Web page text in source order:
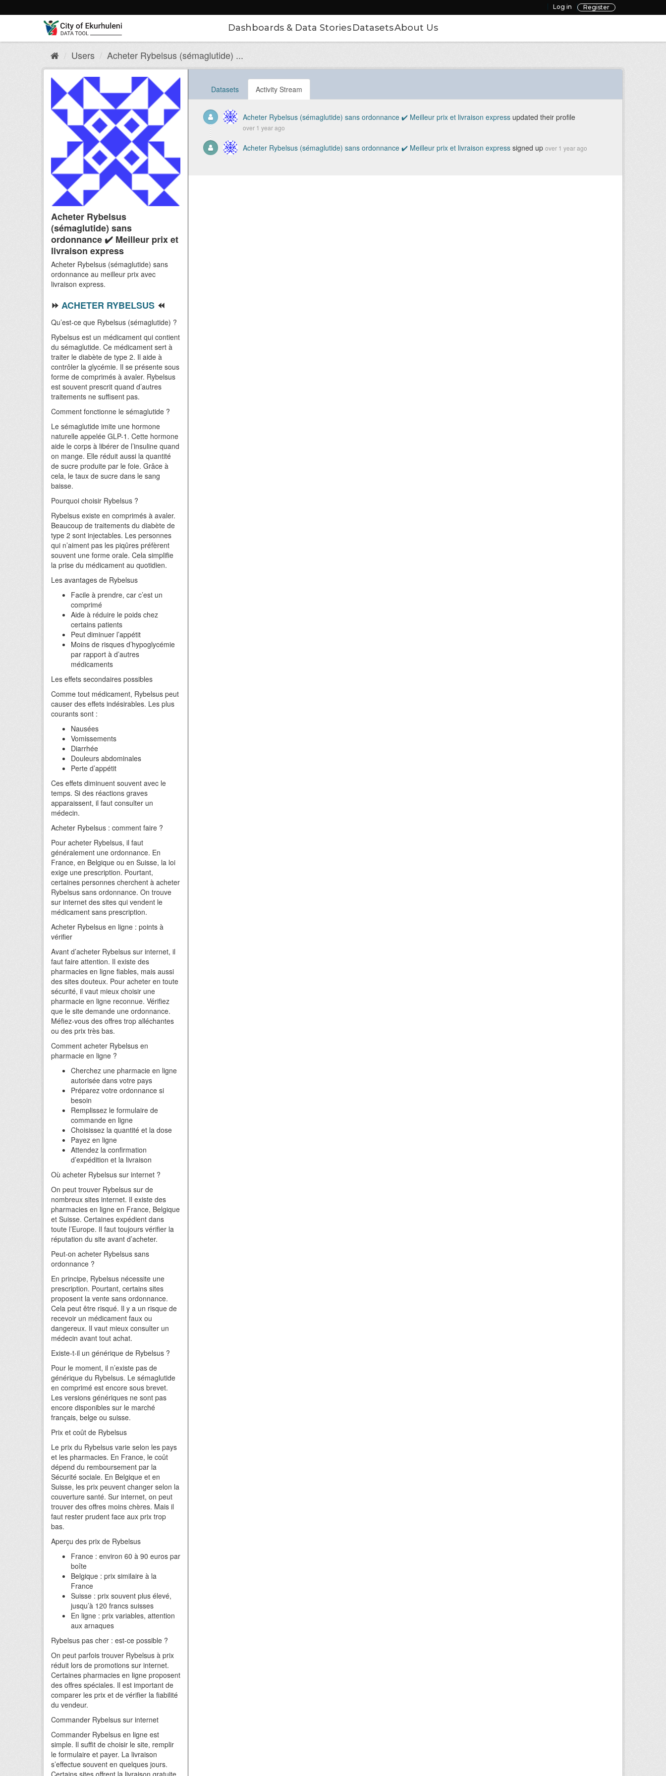
to
Log in Register
Dashboards & Data StoriesDatasetsAbout Us
Users Acheter Rybelsus (sémaglutide) ...
Acheter Rybelsus
(sémaglutide) sans
ordonnance ✔️ Meilleur prix et
livraison express
Acheter Rybelsus (sémaglutide) sans
ordonnance au meilleur prix avec
livraison express.
⏩ ACHETER RYBELSUS ⏪
Qu’est-ce que Rybelsus (sémaglutide) ?
Rybelsus est un médicament qui contient
du sémaglutide. Ce médicament sert à
traiter le diabète de type 2. Il aide à
contrôler la glycémie. Il se présente sous
forme de comprimés à avaler. Rybelsus
est souvent prescrit quand d’autres
traitements ne suffisent pas.
Comment fonctionne le sémaglutide ?
Le sémaglutide imite une hormone
naturelle appelée GLP-1. Cette hormone
aide le corps à libérer de l’insuline quand
on mange. Elle réduit aussi la quantité
de sucre produite par le foie. Grâce à
cela, le taux de sucre dans le sang
baisse.
Pourquoi choisir Rybelsus ?
Rybelsus existe en comprimés à avaler.
Beaucoup de traitements du diabète de
type 2 sont injectables. Les personnes
qui n’aiment pas les piqûres préfèrent
souvent une forme orale. Cela simplifie
la prise du médicament au quotidien.
Les avantages de Rybelsus
Facile à prendre, car c’est un
comprimé
Aide à réduire le poids chez
certains patients
Peut diminuer l’appétit
Moins de risques d’hypoglycémie
par rapport à d’autres
médicaments
Les effets secondaires possibles
Comme tout médicament, Rybelsus peut
causer des effets indésirables. Les plus
courants sont :
Nausées
Vomissements
Diarrhée
Douleurs abdominales
Perte d’appétit
Ces effets diminuent souvent avec le
temps. Si des réactions graves
apparaissent, il faut consulter un
médecin.
Acheter Rybelsus : comment faire ?
Pour acheter Rybelsus, il faut
généralement une ordonnance. En
France, en Belgique ou en Suisse, la loi
exige une prescription. Pourtant,
certaines personnes cherchent à acheter
Rybelsus sans ordonnance. On trouve
sur internet des sites qui vendent le
médicament sans prescription.
Acheter Rybelsus en ligne : points à
vérifier
Avant d’acheter Rybelsus sur internet, il
faut faire attention. Il existe des
pharmacies en ligne fiables, mais aussi
des sites douteux. Pour acheter en toute
sécurité, il vaut mieux choisir une
pharmacie en ligne reconnue. Vérifiez
que le site demande une ordonnance.
Méfiez-vous des offres trop alléchantes
ou des prix très bas.
Comment acheter Rybelsus en
pharmacie en ligne ?
Cherchez une pharmacie en ligne
autorisée dans votre pays
Préparez votre ordonnance si
besoin
Remplissez le formulaire de
commande en ligne
Choisissez la quantité et la dose
Payez en ligne
Attendez la confirmation
d’expédition et la livraison
Où acheter Rybelsus sur internet ?
On peut trouver Rybelsus sur de
nombreux sites internet. Il existe des
pharmacies en ligne en France, Belgique
et Suisse. Certaines expédient dans
toute l’Europe. Il faut toujours vérifier la
réputation du site avant d’acheter.
Peut-on acheter Rybelsus sans
ordonnance ?
En principe, Rybelsus nécessite une
prescription. Pourtant, certains sites
proposent la vente sans ordonnance.
Cela peut être risqué. Il y a un risque de
recevoir un médicament faux ou
dangereux. Il vaut mieux consulter un
médecin avant tout achat.
Existe-t-il un générique de Rybelsus ?
Pour le moment, il n’existe pas de
générique du Rybelsus. Le sémaglutide
en comprimé est encore sous brevet.
Les versions génériques ne sont pas
encore disponibles sur le marché
français, belge ou suisse.
Prix et coût de Rybelsus
Le prix du Rybelsus varie selon les pays
et les pharmacies. En France, le coût
dépend du remboursement par la
Sécurité sociale. En Belgique et en
Suisse, les prix peuvent changer selon la
couverture santé. Sur internet, on peut
trouver des offres moins chères. Mais il
faut rester prudent face aux prix trop
bas.
Aperçu des prix de Rybelsus
France : environ 60 à 90 euros par
boîte
Belgique : prix similaire à la
France
Suisse : prix souvent plus élevé,
jusqu’à 120 francs suisses
En ligne : prix variables, attention
aux arnaques
Rybelsus pas cher : est-ce possible ?
On peut parfois trouver Rybelsus à prix
réduit lors de promotions sur internet.
Certaines pharmacies en ligne proposent
des offres spéciales. Il est important de
comparer les prix et de vérifier la fiabilité
du vendeur.
Commander Rybelsus sur internet
Commander Rybelsus en ligne est
simple. Il suffit de choisir le site, remplir
le formulaire et payer. La livraison
s’effectue souvent en quelques jours.
Certains sites offrent la livraison gratuite
Datasets Activity Stream
Acheter Rybelsus (sémaglutide) sans ordonnance ✔️ Meilleur prix et livraison express updated their profile
over 1 year ago
Acheter Rybelsus (sémaglutide) sans ordonnance ✔️ Meilleur prix et livraison express signed up over 1 year ago